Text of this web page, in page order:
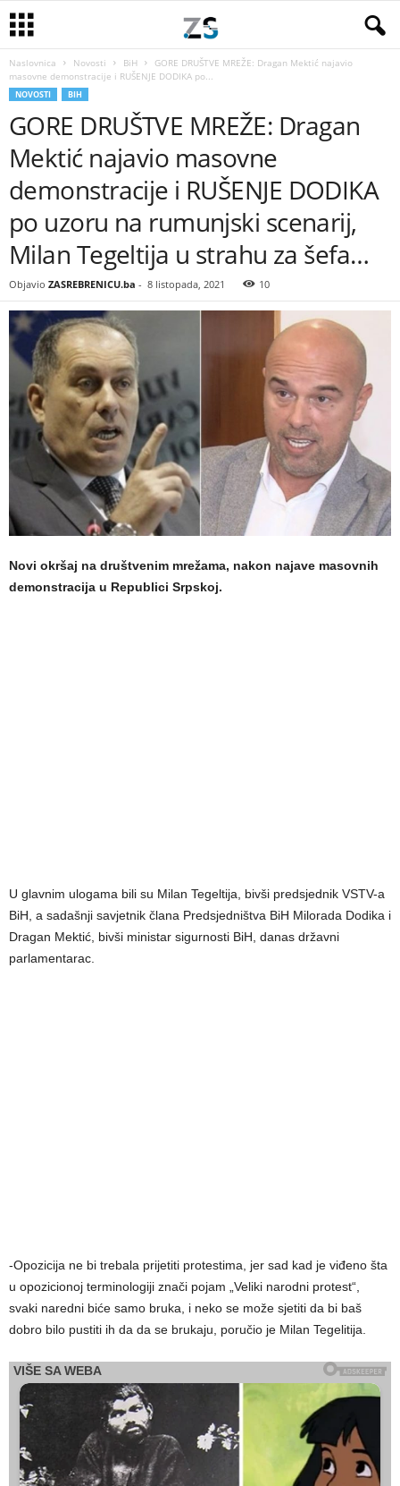
Naslovnica Novosti BiH
GORE DRUŠTVE MREŽE: Dragan Mektić najavio
masovne demonstracije i RUŠENJE DODIKA po...
NOVOSTI BIH
GORE DRUŠTVE MREŽE: Dragan
Mektić najavio masovne
demonstracije i RUŠENJE DODIKA
po uzoru na rumunjski scenarij,
Milan Tegeltija u strahu za šefa…
Objavio ZASREBRENICU.ba - 8 listopada, 2021 10
Novi okršaj na društvenim mrežama, nakon najave masovnih
demonstracija u Republici Srpskoj.
U glavnim ulogama bili su Milan Tegeltija, bivši predsjednik VSTV-a
BiH, a sadašnji savjetnik člana Predsjedništva BiH Milorada Dodika i
Dragan Mektić, bivši ministar sigurnosti BiH, danas državni
parlamentarac.
-Opozicija ne bi trebala prijetiti protestima, jer sad kad je viđeno šta
u opozicionoj terminologiji znači pojam „Veliki narodni protest“,
svaki naredni biće samo bruka, i neko se može sjetiti da bi baš
dobro bilo pustiti ih da da se brukaju, poručio je Milan Tegelitija.